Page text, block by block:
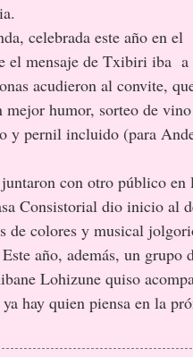
este año en el
el mensaje de Txibiri iba a
acudieron al convite,
mejor humor, sorteo de vino
y pernil incluido (para
con otro público en
Consistorial dio inicio al
de colores y musical
año, además, un grupo
Lohizune quiso
hay quien piensa en la